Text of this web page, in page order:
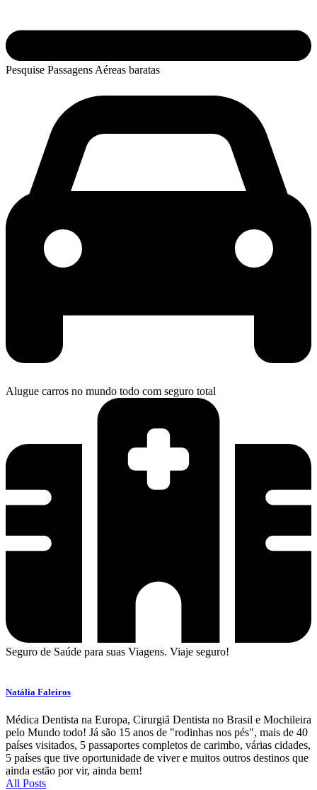
Pesquise Passagens Aéreas baratas
Alugue carros no mundo todo com seguro total
Seguro de Saúde para suas Viagens. Viaje seguro!
Natália Faleiros
Médica Dentista na Europa, Cirurgiã Dentista no Brasil e Mochileira
pelo Mundo todo! Já são 15 anos de "rodinhas nos pés", mais de 40
países visitados, 5 passaportes completos de carimbo, várias cidades,
5 países que tive oportunidade de viver e muitos outros destinos que
ainda estão por vir, ainda bem!
All Posts